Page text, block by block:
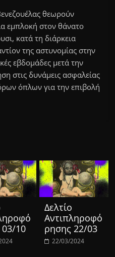
θεωρούν
εμπλοκή στον θάνατο
κατά τη διάρκεια
της αστυνομίας στην
εβδομάδες μετά την
στις δυνάμεις ασφαλείας
όπλων για την επιβολή
10
Δελτίο
Αντιπληροφό
ρησης 22/03
22/03/2024